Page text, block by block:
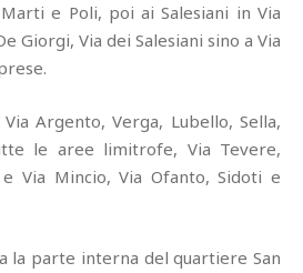
e Poli, poi ai Salesiani in Via
Giorgi, Via dei Salesiani sino a Via
Argento, Verga, Lubello, Sella,
le aree limitrofe, Via Tevere,
Via Mincio, Via Ofanto, Sidoti e
la parte interna del quartiere San